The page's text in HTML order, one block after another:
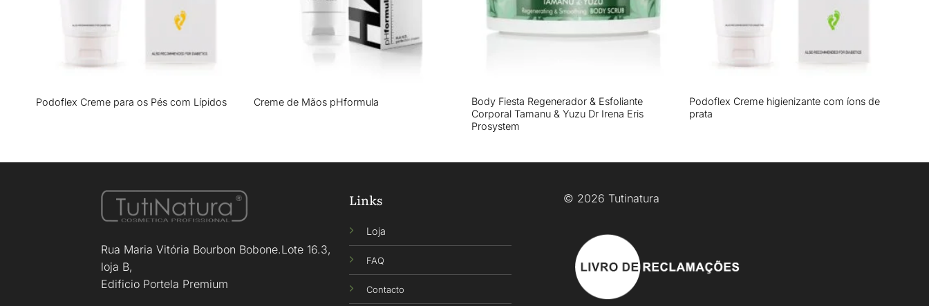
Podoflex Creme para os Pés com Lípidos Creme de Mãos pHformula
Body Fiesta Regenerador & Esfoliante
Corporal Tamanu & Yuzu Dr Irena Eris
Prosystem
Podoflex Creme higienizante com íons de
prata
Rua Maria Vitória Bourbon Bobone.Lote 16.3,
loja B,
Edificio Portela Premium
Links
Loja
FAQ
Contacto
© 2026 Tutinatura